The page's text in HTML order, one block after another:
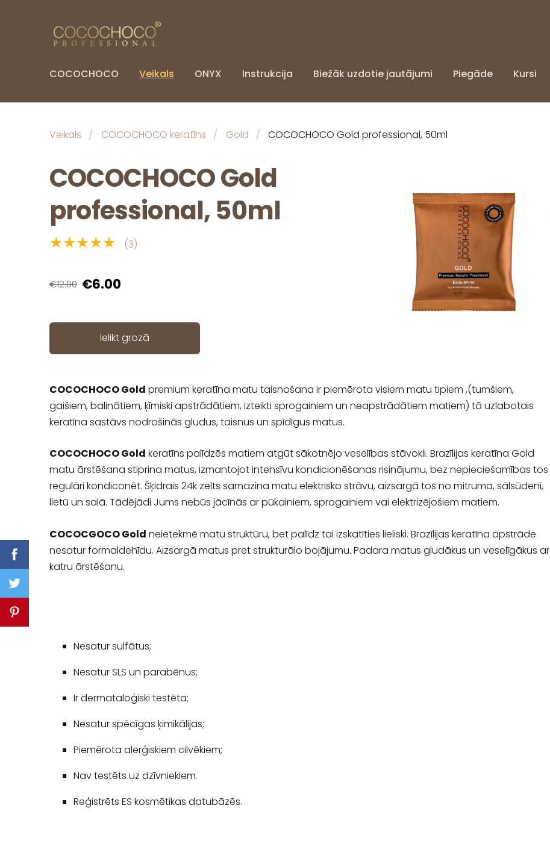
COCOCHOCO Veikals ONYX Instrukcija Biežāk uzdotie jautājumi Piegāde Kursi
Veikals COCOCHOCO keratīns Gold COCOCHOCO Gold professional, 50ml
COCOCHOCO Gold
professional, 50ml
★★★★★ (3)
€12.00 €6.00
Ielikt grozā
COCOCHOCO Gold premium keratīna matu taisnošana ir piemērota visiem matu tipiem ,(tumšiem,
gaišiem, balinātiem, ķīmiski apstrādātiem, izteikti sprogainiem un neapstrādātiem matiem) tā uzlabotais
keratīna sastāvs nodrošinās gludus, taisnus un spīdīgus matus.
COCOCHOCO Gold keratīns palīdzēs matiem atgūt sākotnējo veselības stāvokli. Brazīlijas keratīna Gold
matu ārstēšana stiprina matus, izmantojot intensīvu kondicionēšanas risinājumu, bez nepieciešamības tos
regulāri kondiconēt. Šķidrais 24k zelts samazina matu elektrisko strāvu, aizsargā tos no mitruma, sālsūdenī,
lietū un salā. Tādējādi Jums nebūs jācīnās ar pūkainiem, sprogainiem vai elektrizējošiem matiem.
COCOCGOCO Gold neietekmē matu struktūru, bet palīdz tai izskatīties lieliski. Brazīlijas keratīna apstrāde
nesatur formaldehīdu. Aizsargā matus pret strukturālo bojājumu. Padara matus gludākus un veselīgākus ar
katru ārstēšanu.
Nesatur sulfātus;
Nesatur SLS un parabēnus;
Ir dermataloģiski testēta;
Nesatur spēcīgas ķimikālijas;
Piemērota alerģiskiem cilvēkiem;
Nav testēts uz dzīvniekiem.
Reģistrēts ES kosmētikas datubāzēs.